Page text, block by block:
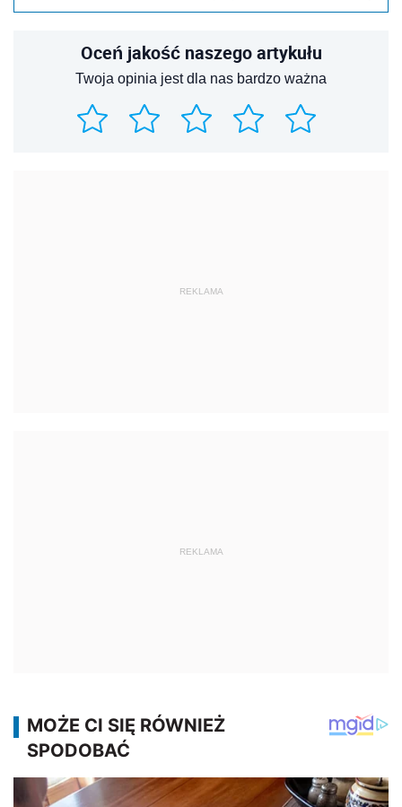
Oceń jakość naszego artykułu
Twoja opinia jest dla nas bardzo ważna
REKLAMA
REKLAMA